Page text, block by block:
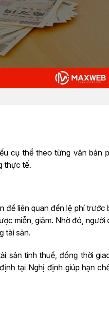
cụ thể theo từng văn bản
thực tế.
liên quan đến lệ phí trước
miễn, giảm. Nhờ đó, người
tài sản.
sản tính thuế, đồng thời
tại Nghị định giúp hạn